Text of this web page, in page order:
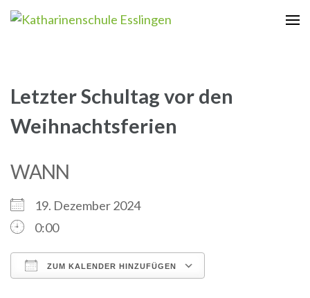
Zum
Inhalt
Letzter Schultag vor den
Weihnachtsferien
WANN
19. Dezember 2024
0:00
ZUM KALENDER HINZUFÜGEN